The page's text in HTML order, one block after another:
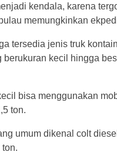
kendala, karena
memungkinkan
tersedia jenis truk
kecil hingga
bisa menggunakan
ton.
umum dikenal colt